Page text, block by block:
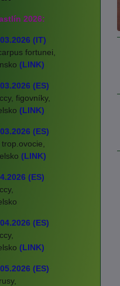
2026:
(IT)
fortunei,
(LINK)
(ES)
figovníky,
(LINK)
(ES)
(LINK)
(ES)
(ES)
(LINK)
(ES)